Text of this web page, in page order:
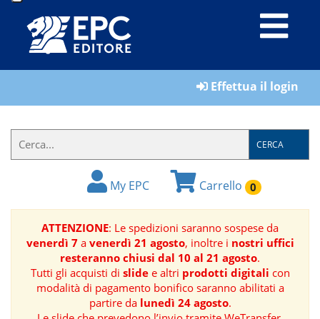
LIBRI
IL
FORMATORE
BOOK
RIVISTE
MANUALISTICA
Effettua il login
CERCA
My EPC Carrello 0
ATTENZIONE: Le spedizioni saranno sospese da
venerdì 7a venerdì 21 agosto, inoltre i nostri uffici
resteranno chiusi dal 10 al 21 agosto.
Tutti gli acquisti di slidee altri prodotti digitali con
modalità di pagamento bonifico saranno abilitati a
partire da lunedì 24 agosto.